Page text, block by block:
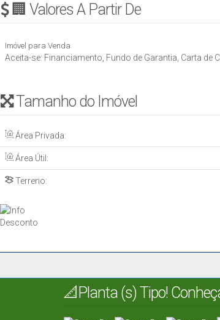
🏢 Valores A Partir De
Imóvel para Venda
Aceita-se: Financiamento, Fundo de Garantia, Carta de
Tamanho do Imóvel
Área Privada:
Área Útil:
Terreno:
📐Planta (s) Tipo!